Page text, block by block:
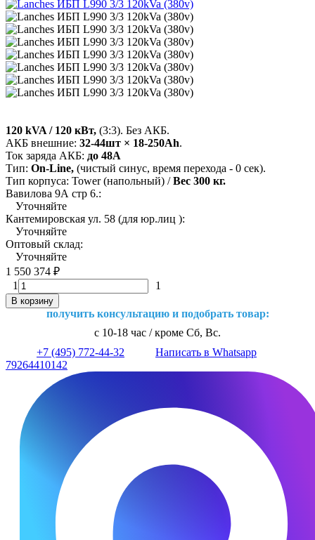
120 kVA / 120 кВт, (3:3). Без АКБ.
АКБ внешние: 32-44шт × 18-250Ah.
Ток заряда АКБ: до 48А
Тип: On-Line, (чистый синус, время перехода - 0 сек).
Тип корпуса: Tower (напольный) /Вес 300 кг.
Вавилова 9А стр 6.:
Уточняйте
Кантемировская ул. 58 (для юр.лиц ):
Уточняйте
Оптовый склад:
Уточняйте
1 550 374 ₽
1
1
В корзину
получить консультацию и подобрать товар:
с 10-18 час / кроме Сб, Вс.
+7 (495) 772-44-32
Написать в Whatsapp
79264410142